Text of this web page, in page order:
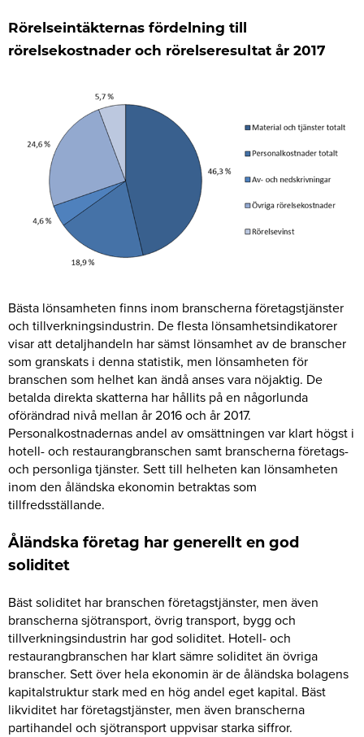
Rörelseintäkternas fördelning till
rörelsekostnader och rörelseresultat år 2017
Bästa lönsamheten finns inom branscherna företagstjänster
och tillverkningsindustrin. De flesta lönsamhetsindikatorer
visar att detaljhandeln har sämst lönsamhet av de branscher
som granskats i denna statistik, men lönsamheten för
branschen som helhet kan ändå anses vara nöjaktig. De
betalda direkta skatterna har hållits på en någorlunda
oförändrad nivå mellan år 2016 och år 2017.
Personalkostnadernas andel av omsättningen var klart högst i
hotell- och restaurangbranschen samt branscherna företags-
och personliga tjänster. Sett till helheten kan lönsamheten
inom den åländska ekonomin betraktas som
tillfredsställande.
Åländska företag har generellt en god
soliditet
Bäst soliditet har branschen företagstjänster, men även
branscherna sjötransport, övrig transport, bygg och
tillverkningsindustrin har god soliditet. Hotell- och
restaurangbranschen har klart sämre soliditet än övriga
branscher. Sett över hela ekonomin är de åländska bolagens
kapitalstruktur stark med en hög andel eget kapital. Bäst
likviditet har företagstjänster, men även branscherna
partihandel och sjötransport uppvisar starka siffror.